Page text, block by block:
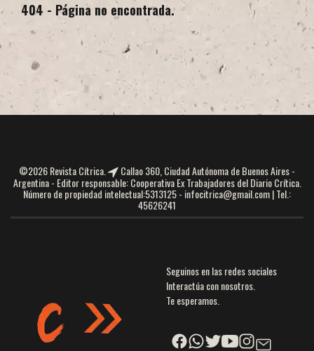
404 - Página no encontrada.
©2026 Revista Cítrica.
Callao 360, Ciudad Autónoma de Buenos Aires -
Argentina - Editor responsable: Cooperativa Ex Trabajadores del Diario Crítica.
Número de propiedad intelectual:5313125 - infocitrica@gmail.com| Tel.:
45626241
Seguinos en las redes sociales
Interactúa con nosotros.
Te esperamos.
Facebook
Facebook
TwitterYouTube
Instagram